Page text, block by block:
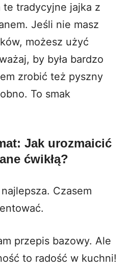
te tradycyjne jajka z
Jeśli nie masz
możesz użyć
by była bardzo
zrobić też pyszny
To smak
Jak urozmaicić
ćwikłą?
Czasem
przepis bazowy. Ale
to radość w kuchni!